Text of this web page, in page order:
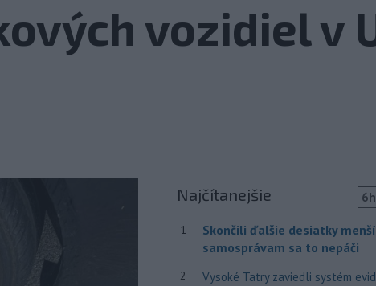
vozidiel v
Najčítanejšie 6h
1
Skončili ďalšie desiatky
samosprávam sa to nepáči
2
Vysoké Tatry zaviedli systém